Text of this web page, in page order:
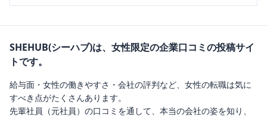
SHEHUB(シーハブ)は、女性限定の企業口コミの投稿サイ
トです。
給与面・女性の働きやすさ・会社の評判など、女性の転職は気に
すべき点がたくさんあります。
先輩社員（元社員）の口コミを通して、本当の会社の姿を知り、